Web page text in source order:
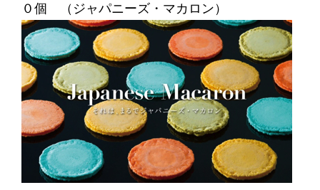
０個 （ジャパニーズ・マカロン）